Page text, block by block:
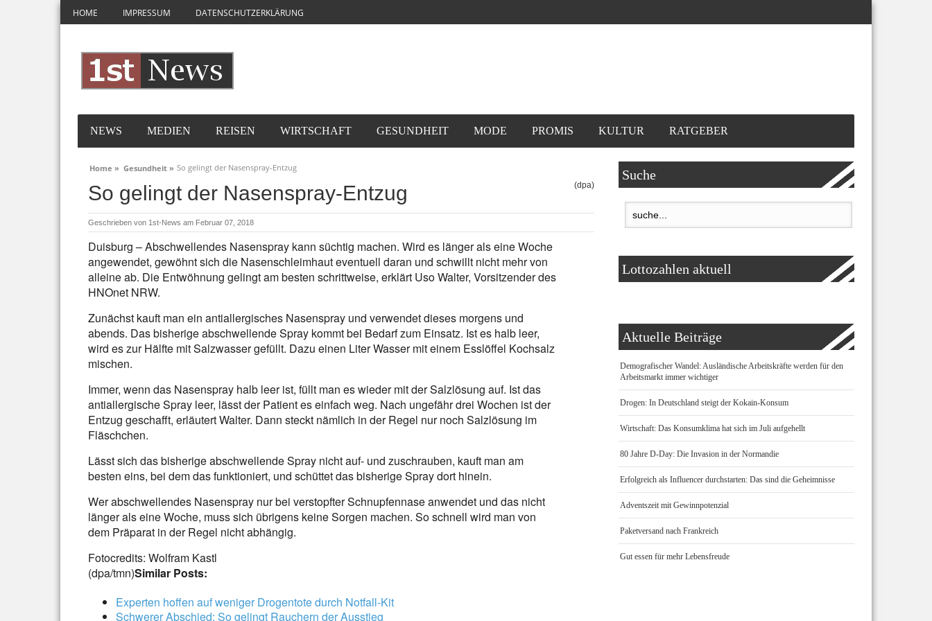
HOME IMPRESSUM DATENSCHUTZERKLÄRUNG
NEWS MEDIEN REISEN WIRTSCHAFT GESUNDHEIT MODE PROMIS KULTUR RATGEBER
Home » Gesundheit » So gelingt der Nasenspray-Entzug
So gelingt der Nasenspray-Entzug (dpa)
Geschrieben von 1st-News am Februar 07, 2018
Duisburg – Abschwellendes Nasenspray kann süchtig machen. Wird es länger als eine Woche
angewendet, gewöhnt sich die Nasenschleimhaut eventuell daran und schwillt nicht mehr von
alleine ab. Die Entwöhnung gelingt am besten schrittweise, erklärt Uso Walter, Vorsitzender des
HNOnet NRW.
Zunächst kauft man ein antiallergisches Nasenspray und verwendet dieses morgens und
abends. Das bisherige abschwellende Spray kommt bei Bedarf zum Einsatz. Ist es halb leer,
wird es zur Hälfte mit Salzwasser gefüllt. Dazu einen Liter Wasser mit einem Esslöffel Kochsalz
mischen.
Immer, wenn das Nasenspray halb leer ist, füllt man es wieder mit der Salzlösung auf. Ist das
antiallergische Spray leer, lässt der Patient es einfach weg. Nach ungefähr drei Wochen ist der
Entzug geschafft, erläutert Walter. Dann steckt nämlich in der Regel nur noch Salzlösung im
Fläschchen.
Lässt sich das bisherige abschwellende Spray nicht auf- und zuschrauben, kauft man am
besten eins, bei dem das funktioniert, und schüttet das bisherige Spray dort hinein.
Wer abschwellendes Nasenspray nur bei verstopfter Schnupfennase anwendet und das nicht
länger als eine Woche, muss sich übrigens keine Sorgen machen. So schnell wird man von
dem Präparat in der Regel nicht abhängig.
Fotocredits: Wolfram Kastl
(dpa/tmn)Similar Posts:
Experten hoffen auf weniger Drogentote durch Notfall-Kit
Schwerer Abschied: So gelingt Rauchern der Ausstieg
Suche
Lottozahlen aktuell
Aktuelle Beiträge
Demografischer Wandel: Ausländische Arbeitskräfte werden für den
Arbeitsmarkt immer wichtiger
Drogen: In Deutschland steigt der Kokain-Konsum
Wirtschaft: Das Konsumklima hat sich im Juli aufgehellt
80 Jahre D-Day: Die Invasion in der Normandie
Erfolgreich als Influencer durchstarten: Das sind die Geheimnisse
Adventszeit mit Gewinnpotenzial
Paketversand nach Frankreich
Gut essen für mehr Lebensfreude